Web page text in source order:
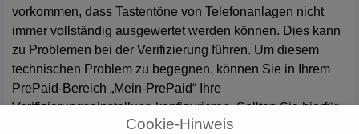
vorkommen, dass Tastentöne von Telefonanlagen nicht
immer vollständig ausgewertet werden können. Dies kann
zu Problemen bei der Verifizierung führen. Um diesem
technischen Problem zu begegnen, können Sie in Ihrem
PrePaid-Bereich „Mein-PrePaid“ Ihre
Verifizierungseinstellungkonfigurieren. Sollten Sie hierfür
weitere Hilfe benötigen, stehen wir Ihnen
Cookie-Hinweis